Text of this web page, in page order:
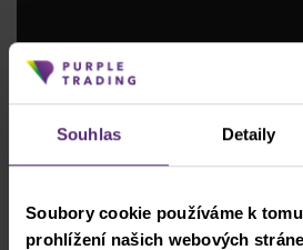
Souhlas Detaily
Soubory cookie používáme k
prohlížení našich webových